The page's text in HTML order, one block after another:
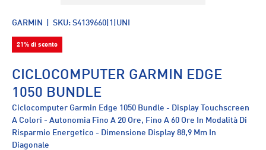
GARMIN SKU: S4139660|1|UNI
21% di sconto
CICLOCOMPUTER GARMIN EDGE
1050 BUNDLE
Ciclocomputer Garmin Edge 1050 Bundle - Display Touchscreen
A Colori - Autonomia Fino A 20 Ore, Fino A 60 Ore In Modalità Di
Risparmio Energetico - Dimensione Display 88,9 Mm In
Diagonale